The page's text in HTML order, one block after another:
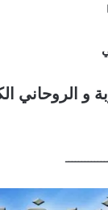
و الروحاني